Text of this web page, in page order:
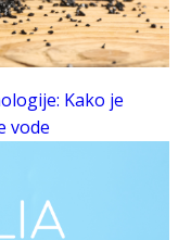
Kako je
vode